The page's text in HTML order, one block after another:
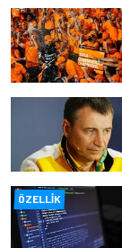
ÖZELLIK